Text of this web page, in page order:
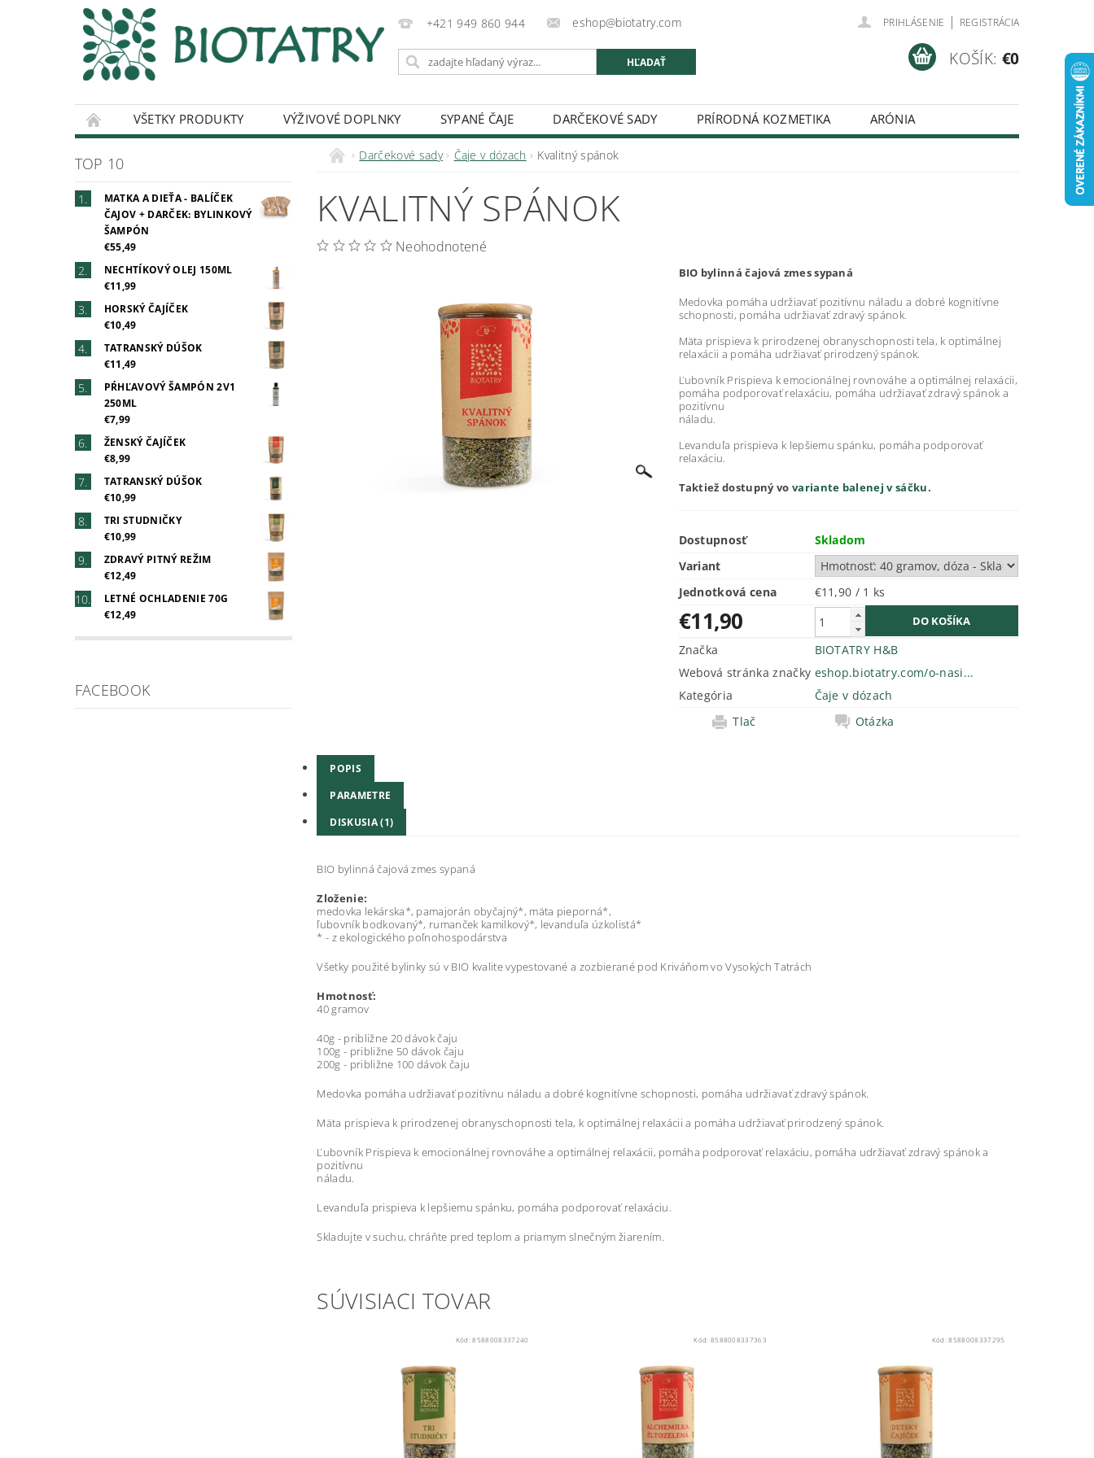
+421 949 860 944 eshop@biotatry.com PRIHLÁSENIE | REGISTRÁCIA
KOŠÍK: €0
VŠETKY PRODUKTY VÝŽIVOVÉ DOPLNKY SYPANÉ ČAJE DARČEKOVÉ SADY PRÍRODNÁ KOZMETIKA
ARÓNIA
DOPRAVA KONTAKT O NÁS
TOP 10
MATKA A DIEŤA - BALÍČEK
ČAJOV + DARČEK: BYLINKOVÝ
ŠAMPÓN
€55,49
NECHTÍKOVÝ OLEJ 150ML
€11,99
HORSKÝ ČAJÍČEK
€10,49
TATRANSKÝ DÚŠOK
€11,49
PŔHĽAVOVÝ ŠAMPÓN 2V1
250ML
€7,99
ŽENSKÝ ČAJÍČEK
€8,99
TATRANSKÝ DÚŠOK
€10,99
TRI STUDNIČKY
€10,99
ZDRAVÝ PITNÝ REŽIM
€12,49
LETNÉ OCHLADENIE 70G
€12,49
FACEBOOK
Darčekové sady Čaje v dózach Kvalitný spánok
KVALITNÝ SPÁNOK
Neohodnotené
BIO bylinná čajová zmes sypaná
Medovka pomáha udržiavať pozitívnu náladu a dobré kognitívne
schopnosti, pomáha udržiavať zdravý spánok.
Mäta prispieva k prirodzenej obranyschopnosti tela, k optimálnej
relaxácii a pomáha udržiavať prirodzený spánok.
Ľubovník Prispieva k emocionálnej rovnováhe a optimálnej relaxácii,
pomáha podporovať relaxáciu, pomáha udržiavať zdravý spánok a
pozitívnu
náladu.
Levanduľa prispieva k lepšiemu spánku, pomáha podporovať
relaxáciu.
Taktiež dostupný vo variante balenej v sáčku.
Dostupnosť
Skladom
Variant
Jednotková cena
€11,90 / 1 ks
€11,90
Značka
BIOTATRY H&B
Webová stránka značky eshop.biotatry.com/o-nasi...
Kategória
Čaje v dózach
Tlač
Otázka
POPIS
PARAMETRE
DISKUSIA (1)
BIO bylinná čajová zmes sypaná
Zloženie:
medovka lekárska*, pamajorán obyčajný*, mäta pieporná*,
ľubovník bodkovaný*, rumanček kamilkový*, levanduľa úzkolistá*
* - z ekologického poľnohospodárstva
Všetky použité bylinky sú v BIO kvalite vypestované a zozbierané pod Kriváňom vo Vysokých Tatrách
Hmotnosť:
40 gramov
40g - približne 20 dávok čaju
100g - približne 50 dávok čaju
200g - približne 100 dávok čaju
Medovka pomáha udržiavať pozitívnu náladu a dobré kognitívne schopnosti, pomáha udržiavať zdravý spánok.
Mäta prispieva k prirodzenej obranyschopnosti tela, k optimálnej relaxácii a pomáha udržiavať prirodzený spánok.
Ľubovník Prispieva k emocionálnej rovnováhe a optimálnej relaxácii, pomáha podporovať relaxáciu, pomáha udržiavať zdravý spánok a
pozitívnu
náladu.
Levanduľa prispieva k lepšiemu spánku, pomáha podporovať relaxáciu.
Skladujte v suchu, chráňte pred teplom a priamym slnečným žiarením.
SÚVISIACI TOVAR
Kód:8588008337240 Kód: 8588008337363 Kód:8588008337295